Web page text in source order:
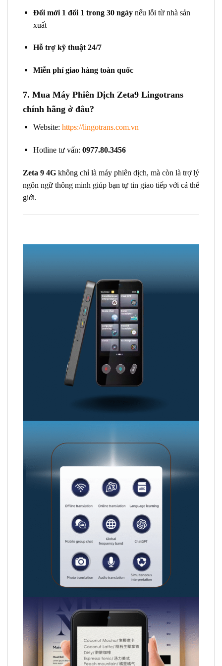
Đổi mới 1 đổi 1 trong 30 ngàynếu lỗi từ nhà sản
xuất
Hỗ trợ kỹ thuật 24/7
Miễn phí giao hàng toàn quốc
7. Mua Máy Phiên Dịch Zeta9 Lingotrans
chính hãng ở đâu?
Website: https://lingotrans.com.vn
Hotline tư vấn: 0977.80.3456
Zeta 9 4G không chỉ là máy phiên dịch, mà còn là trợ lý
ngôn ngữ thông minh giúp bạn tự tin giao tiếp với cả thế
giới.